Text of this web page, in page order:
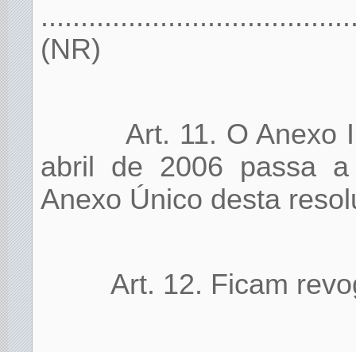
(NR)
Art. 11. O Anexo
abril de 2006 passa
Anexo Único desta
Art. 12. Ficam